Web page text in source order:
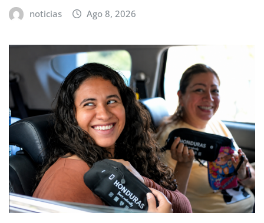
noticias Ago 8, 2026